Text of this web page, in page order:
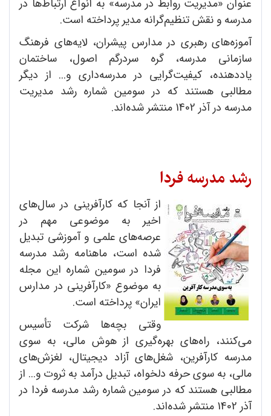
عنوان «مدیریت روابط در مدرسه» به انواع ارتباط‌ها در
مدرسه و نقش تنظیم‌گرانه مدیر پرداخته است.
آموزه‌های رهبری در مدارس پیشران، لایه‌های فرهنگ
سازمانی مدرسه، گره سردرگم اصول، ساختمان
یاددهنده، کیفیت‌گرایی در مدرسه‌داری و... از دیگر
مطالبی هستند که در سومین شماره رشد مدیریت
مدرسه در آذر 1402 منتشر شده‌اند.
رشد مدرسه فردا
از آنجا که کارآفرینی در سال‌های
اخیر به موضوعی مهم در
عرصه‌‌های علمی و آموزشی تبدیل
شده است، ماهنامه رشد مدرسه
فردا در سومین شماره این مجله
به موضوع «کارآفرینی در مدارس
ایران» پرداخته است.
وقتی بچه‌ها شرکت تأسیس
می‌کنند، راه‌های بهره‌گیری از هوش مالی، به سوی
مدرسه کارآفرین، شغل‌های آزاد دیجیتال، لغزش‌های
مالی، به سوی حرفه دلخواه، تبدیل درآمد به ثروت و... از
مطالبی هستند که در سومین شماره رشد مدرسه فردا در
آذر 1402 منتشر شده‌اند.